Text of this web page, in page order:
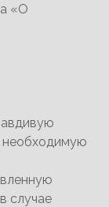
«О
необходимую
случае